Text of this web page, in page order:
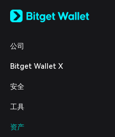
日本語
Español (Latinoamérica)
Italiano
Deutsch
繁體中文
Bahasa Indonesia
公司
Bitget Wallet X
安全
工具
资产